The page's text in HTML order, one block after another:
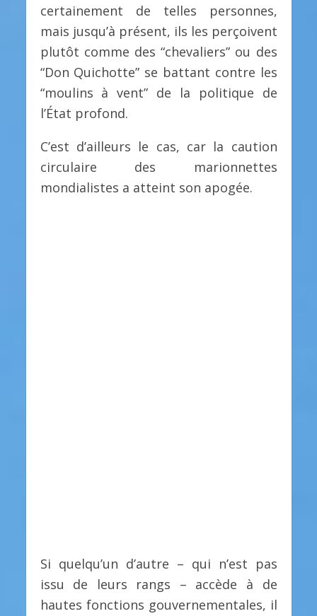
certainement de telles personnes,
mais jusqu’à présent, ils les perçoivent
plutôt comme des “chevaliers” ou des
“Don Quichotte” se battant contre les
“moulins à vent” de la politique de
l’État profond.
C’est d’ailleurs le cas, car la caution
circulaire des marionnettes
mondialistes a atteint son apogée.
Si quelqu’un d’autre – qui n’est pas
issu de leurs rangs – accède à de
hautes fonctions gouvernementales, il